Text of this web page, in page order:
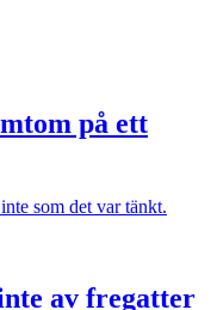
på ett
som det var tänkt.
av fregatter